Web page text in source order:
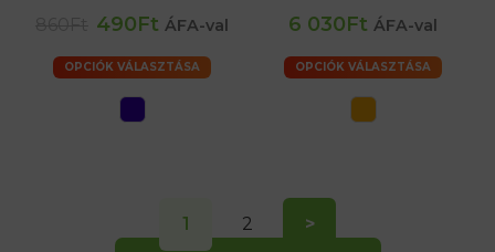
490Ft ÁFA-val
OPCIÓK VÁLASZTÁSA
6 030Ft ÁFA-val
OPCIÓK VÁLASZTÁSA
1 2 >